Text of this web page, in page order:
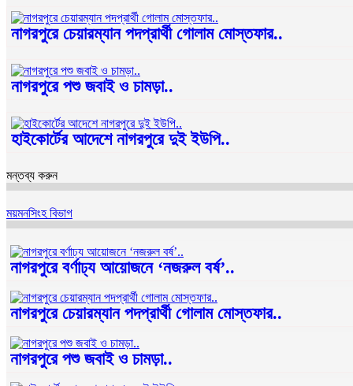
নাগরপুরে চেয়ারম্যান পদপ্রার্থী গোলাম মোস্তফার..
নাগরপুরে পশু জবাই ও চামড়া..
হাইকোর্টের আদেশে নাগরপুরে দুই ইউপি..
মন্তব্য করুন
ময়মনসিংহ বিভাগ
নাগরপুরে বর্ণাঢ্য আয়োজনে ‘নজরুল বর্ষ’..
নাগরপুরে চেয়ারম্যান পদপ্রার্থী গোলাম মোস্তফার..
নাগরপুরে পশু জবাই ও চামড়া..